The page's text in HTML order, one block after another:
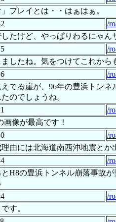
プレイとは・・はぁはぁ。
/
したけど、やっぱりわるにゃ
/
したね。気をつけてこれから
/
てる崖が、96年の豊浜トン
のでしょうね。
/
像が最高です！
/
由には北海道南西沖地震とか
/
H8の豊浜トンネル崩落事故
/
す。